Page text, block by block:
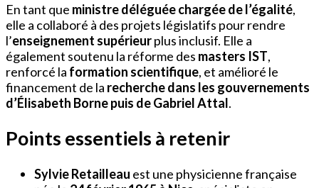
En tant que ministre déléguée chargée de l’égalité,
elle a collaboré à des projets législatifs pour rendre
l’enseignement supérieurplus inclusif. Elle a
également soutenu la réforme des masters IST,
renforcé la formation scientifique, et amélioré le
financement de la recherche dans les gouvernements
d’Élisabeth Borne puis de Gabriel Attal.
Points essentiels à retenir
Sylvie Retailleau est une physicienne française